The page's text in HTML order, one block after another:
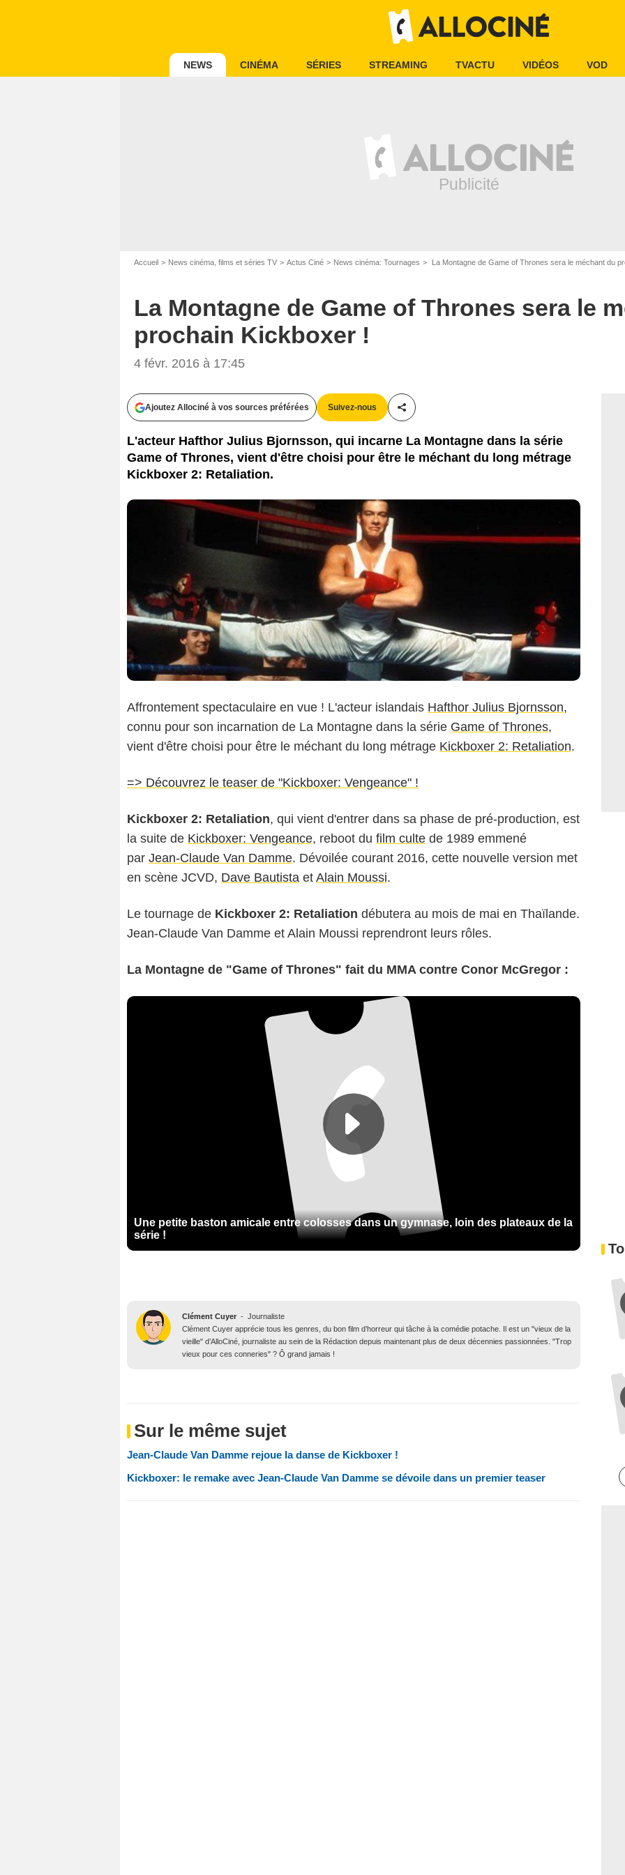
NEWS CINÉMA SÉRIES STREAMING TVACTU VIDÉOS VOD
Accueil News cinéma, films et séries TV Actus Ciné News cinéma: Tournages La Montagne de Game of Thrones sera le méchant du
La Montagne de Game of Thrones sera le
prochain Kickboxer !
4 févr. 2016 à 17:45
Ajoutez Allociné à vos sources préférées Suivez-nous
Partager cet article
L'acteur Hafthor Julius Bjornsson, qui incarne La Montagne dans la série
Game of Thrones, vient d'être choisi pour être le méchant du long métrage
Kickboxer 2: Retaliation.
Affrontement spectaculaire en vue ! L'acteur islandais Hafthor Julius Bjornsson,
connu pour son incarnation de La Montagne dans la série Game of Thrones,
vient d'être choisi pour être le méchant du long métrage Kickboxer 2: Retaliation.
=> Découvrez le teaser de "Kickboxer: Vengeance" !
Kickboxer 2: Retaliation, qui vient d'entrer dans sa phase de pré-production, est
la suite de Kickboxer: Vengeance, reboot du film culte de 1989 emmené
par Jean-Claude Van Damme. Dévoilée courant 2016, cette nouvelle version met
en scène JCVD, Dave Bautista et Alain Moussi.
Le tournage de Kickboxer 2: Retaliation débutera au mois de mai en Thaïlande.
Jean-Claude Van Damme et Alain Moussi reprendront leurs rôles.
La Montagne de "Game of Thrones" fait du MMA contre Conor McGregor :
Une petite baston amicale entre colosses dans un gymnase, loin des plateaux de la
série !
Clément Cuyer - Journaliste
Clément Cuyer apprécie tous les genres, du bon film d’horreur qui tâche à la comédie potache. Il est un "vieux de la
vieille" d’AlloCiné, journaliste au sein de la Rédaction depuis maintenant plus de deux décennies passionnées. "Trop
vieux pour ces conneries" ? Ô grand jamais !
Sur le même sujet
Jean-Claude Van Damme rejoue la danse de Kickboxer !
Kickboxer: le remake avec Jean-Claude Van Damme se dévoile dans un premier teaser